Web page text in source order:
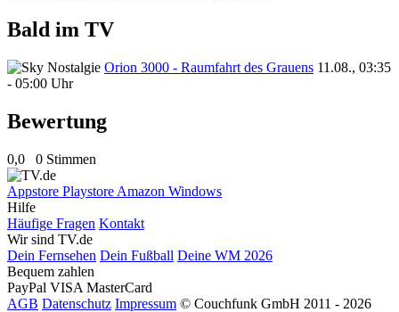
Bald im TV
Orion 3000 - Raumfahrt des Grauens 11.08., 03:35
- 05:00 Uhr
Bewertung
0,0 0 Stimmen
Appstore Playstore Amazon Windows
Hilfe
Häufige Fragen Kontakt
Wir sind TV.de
Dein Fernsehen Dein Fußball Deine WM 2026
Bequem zahlen
PayPal VISA MasterCard
AGB Datenschutz Impressum © Couchfunk GmbH 2011 - 2026